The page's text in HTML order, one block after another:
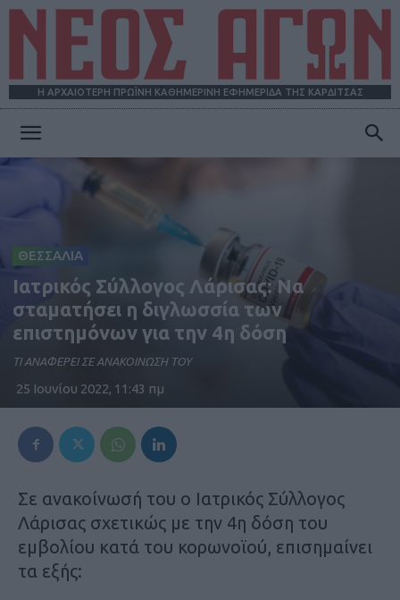
Η ΑΡΧΑΙΟΤΕΡΗ ΠΡΩΪΝΗ ΚΑΘΗΜΕΡΙΝΗ ΕΦΗΜΕΡΙΔΑ ΤΗΣ ΚΑΡΔΙΤΣΑΣ
ΘΕΣΣΑΛΙΑ
Iατρικός Σύλλογος Λάρισας: Να
σταματήσει η διγλωσσία των
επιστημόνων για την 4η δόση
ΤΙ ΑΝΑΦΕΡΕΙ ΣΕ ΑΝΑΚΟΙΝΩΣΗ ΤΟΥ
25 Ιουνίου 2022, 11:43 πμ
Σε ανακοίνωσή του ο Ιατρικός Σύλλογος
Λάρισας σχετικώς με την 4η δόση του
εμβολίου κατά του κορωνοϊού, επισημαίνει
τα εξής: